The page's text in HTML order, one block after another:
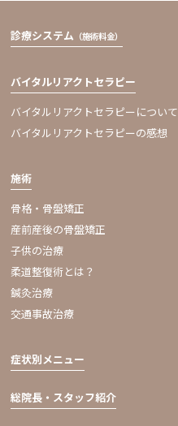
診療システム （施術料金）
バイタルリアクトセラピー
バイタルリアクトセラピーについて
バイタルリアクトセラピーの感想
施術
骨格・骨盤矯正
産前産後の骨盤矯正
子供の治療
柔道整復術とは？
鍼灸治療
交通事故治療
症状別メニュー
総院長・スタッフ紹介